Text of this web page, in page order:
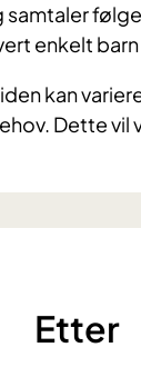
enkelt
kan
Dette vil
Etter